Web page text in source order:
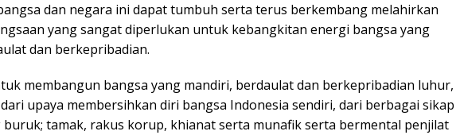
dan negara ini dapat tumbuh serta terus berkembang melahirkan
yang sangat diperlukan untuk kebangkitan energi bangsa yang
dan berkepribadian.
membangun bangsa yang mandiri, berdaulat dan berkepribadian luhur,
upaya membersihkan diri bangsa Indonesia sendiri, dari berbagai sikap
buruk; tamak, rakus korup, khianat serta munafik serta bermental penjilat